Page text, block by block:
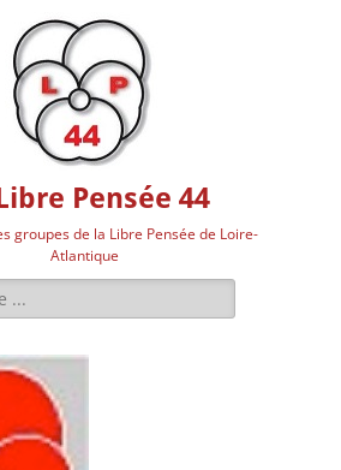
Pensée 44
groupes de la Libre Pensée de Loire-
Atlantique